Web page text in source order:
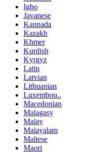
Igbo
Javanese
Kannada
Kazakh
Khmer
Kurdish
Kyrgyz
Latin
Latvian
Lithuanian
Luxembou..
Macedonian
Malagasy
Malay
Malayalam
Maltese
Maori